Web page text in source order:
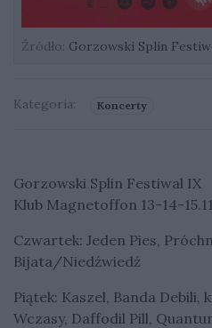
Źródło: Gorzowski Splin
Kategoria: Koncerty
Gorzowski Splin Festiwal IX
Klub Magnetoffon 13-14-
Czwartek: Jeden Pies,
Bijata/Niedźwiedź
Piątek: Kaszel, Banda
Wczasy, Daffodil Pill,